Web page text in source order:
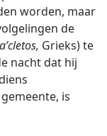
worden, maar
de
Grieks) te
nacht dat hij
is